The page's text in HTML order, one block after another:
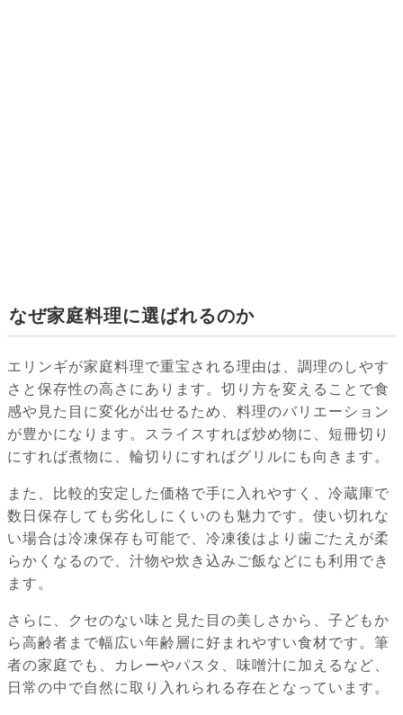
なぜ家庭料理に選ばれるのか
エリンギが家庭料理で重宝される理由は、調理のしやす
さと保存性の高さにあります。切り方を変えることで食
感や見た目に変化が出せるため、料理のバリエーション
が豊かになります。スライスすれば炒め物に、短冊切り
にすれば煮物に、輪切りにすればグリルにも向きます。
また、比較的安定した価格で手に入れやすく、冷蔵庫で
数日保存しても劣化しにくいのも魅力です。使い切れな
い場合は冷凍保存も可能で、冷凍後はより歯ごたえが柔
らかくなるので、汁物や炊き込みご飯などにも利用でき
ます。
さらに、クセのない味と見た目の美しさから、子どもか
ら高齢者まで幅広い年齢層に好まれやすい食材です。筆
者の家庭でも、カレーやパスタ、味噌汁に加えるなど、
日常の中で自然に取り入れられる存在となっています。